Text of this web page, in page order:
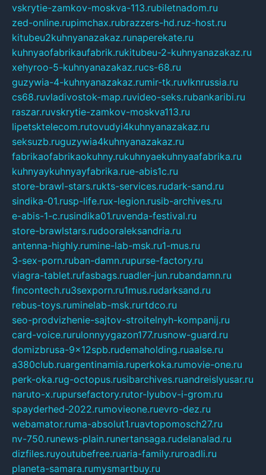
vskrytie-zamkov-moskva-113.rubiletnadom.ru
zed-online.rupimchax.rubrazzers-hd.ruz-host.ru
kitubeu2kuhnyanazakaz.runaperekate.ru
kuhnyaofabrikaufabrik.rukitubeu-2-kuhnyanazakaz.ru
xehyroo-5-kuhnyanazakaz.rucs-68.ru
guzywia-4-kuhnyanazakaz.rumir-tk.ruvlknrussia.ru
cs68.ruvladivostok-map.ruvideo-seks.rubankaribi.ru
raszar.ruvskrytie-zamkov-moskva113.ru
lipetsktelecom.rutovudyi4kuhnyanazakaz.ru
seksuzb.ruguzywia4kuhnyanazakaz.ru
fabrikaofabrikaokuhny.rukuhnyaekuhnyaafabrika.ru
kuhnyaykuhnyayfabrika.rue-abis1c.ru
store-brawl-stars.rukts-services.rudark-sand.ru
sindika-01.rusp-life.rux-legion.rusib-archives.ru
e-abis-1-c.rusindika01.ruvenda-festival.ru
store-brawlstars.rudooraleksandria.ru
antenna-highly.rumine-lab-msk.ru1-mus.ru
3-sex-porn.ruban-damn.rupurse-factory.ru
viagra-tablet.rufasbags.ruadler-jun.rubandamn.ru
fincontech.ru3sexporn.ru1mus.rudarksand.ru
rebus-toys.ruminelab-msk.rurtdco.ru
seo-prodvizhenie-sajtov-stroitelnyh-kompanij.ru
card-voice.rurulonnyygazon177.rusnow-guard.ru
domizbrusa-9x12spb.rudemaholding.ruaalse.ru
a380club.ruargentinamia.ruperkoka.rumovie-one.ru
perk-oka.rug-octopus.rusibarchives.ruandreislyusar.ru
naruto-x.rupursefactory.rutor-lyubov-i-grom.ru
spayderhed-2022.rumovieone.ruevro-dez.ru
webamator.ruma-absolut1.ruavtopomosch27.ru
nv-750.runews-plain.runertansaga.rudelanalad.ru
dizfiles.ruyoutubefree.ruaria-family.ruroadli.ru
planeta-samara.rumysmartbuy.ru